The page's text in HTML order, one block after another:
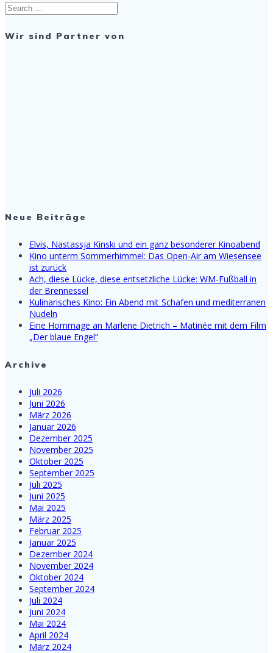
Search
for:
Wir sind Partner von
Neue Beiträge
Elvis, Nastassja Kinski und ein ganz besonderer Kinoabend
Kino unterm Sommerhimmel: Das Open-Air am Wiesensee
ist zurück
Ach, diese Lücke, diese entsetzliche Lücke: WM-Fußball in
der Brennessel
Kulinarisches Kino: Ein Abend mit Schafen und mediterranen
Nudeln
Eine Hommage an Marlene Dietrich – Matinée mit dem Film
„Der blaue Engel“
Archive
Juli 2026
Juni 2026
März 2026
Januar 2026
Dezember 2025
November 2025
Oktober 2025
September 2025
Juli 2025
Juni 2025
Mai 2025
März 2025
Februar 2025
Januar 2025
Dezember 2024
November 2024
Oktober 2024
September 2024
Juli 2024
Juni 2024
Mai 2024
April 2024
März 2024